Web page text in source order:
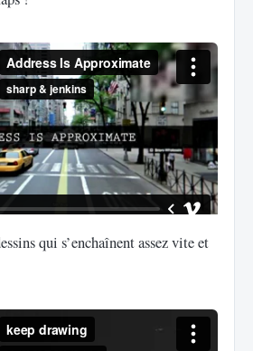
qui s’enchaînent assez vite et